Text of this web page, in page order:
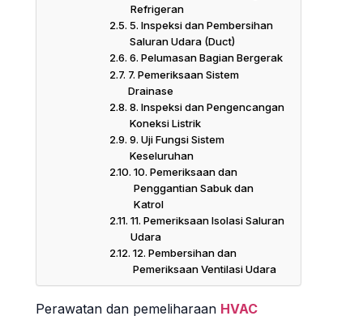
Refrigeran
5. Inspeksi dan Pembersihan
Saluran Udara (Duct)
6. Pelumasan Bagian Bergerak
7. Pemeriksaan Sistem
Drainase
8. Inspeksi dan Pengencangan
Koneksi Listrik
9. Uji Fungsi Sistem
Keseluruhan
10. Pemeriksaan dan
Penggantian Sabuk dan
Katrol
11. Pemeriksaan Isolasi Saluran
Udara
12. Pembersihan dan
Pemeriksaan Ventilasi Udara
Perawatan dan pemeliharaan HVAC